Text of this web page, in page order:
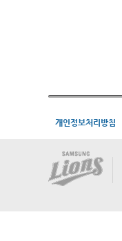
개인정보처리방침